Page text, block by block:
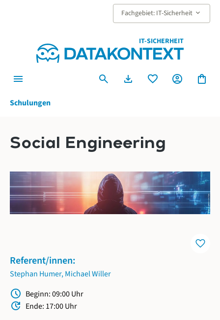
Fachgebiet: IT-Sicherheit keyboard_arrow_down
IT-SICHERHEIT
menu search download favorite account_circle shopping_bag
Schulungen
Social Engineering
favorite
Referent/innen:
Stephan Humer,Michael Willer
Schedule Beginn: 09:00 Uhr
Update Ende: 17:00 Uhr